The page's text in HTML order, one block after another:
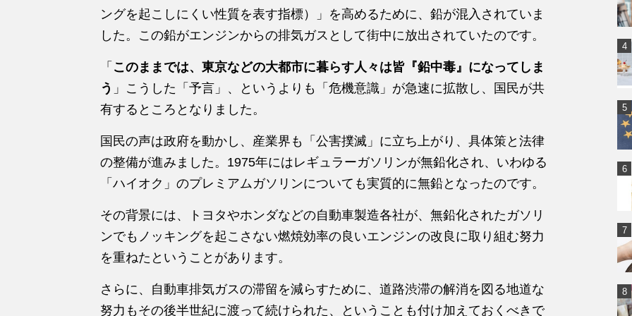
ングを起こしにくい性質を表す指標）」を高めるために、鉛が混入されていま
した。この鉛がエンジンからの排気ガスとして街中に放出されていたのです。
「 このままでは、東京などの大都市に暮らす人々は皆『鉛中毒』になってしま
う 」こうした「予言」、というよりも「危機意識」が急速に拡散し、国民が共
有するところとなりました。
国民の声は政府を動かし、産業界も「公害撲滅」に立ち上がり、具体策と法律
の整備が進みました。1975年にはレギュラーガソリンが無鉛化され、いわゆる
「ハイオク」のプレミアムガソリンについても実質的に無鉛となったのです。
その背景には、トヨタやホンダなどの自動車製造各社が、無鉛化されたガソリ
ンでもノッキングを起こさない燃焼効率の良いエンジンの改良に取り組む努力
を重ねたということがあります。
さらに、自動車排気ガスの滞留を減らすために、道路渋滞の解消を図る地道な
努力もその後半世紀に渡って続けられた、ということも付け加えておくべきで